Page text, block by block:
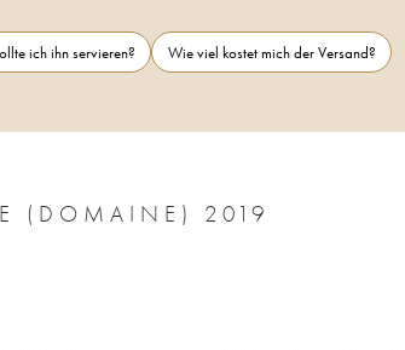
ich ihn servieren?
Wie viel kostet mich der Versand?
(DOMAINE) 2019